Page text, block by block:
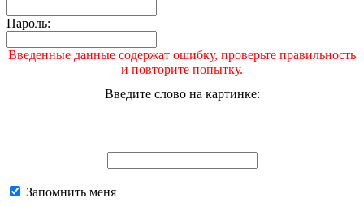
Пароль:
Введенные данные содержат ошибку, проверьте правильность
и повторите попытку.
Введите слово на картинке:
Запомнить меня